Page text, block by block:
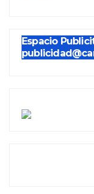
Espacio